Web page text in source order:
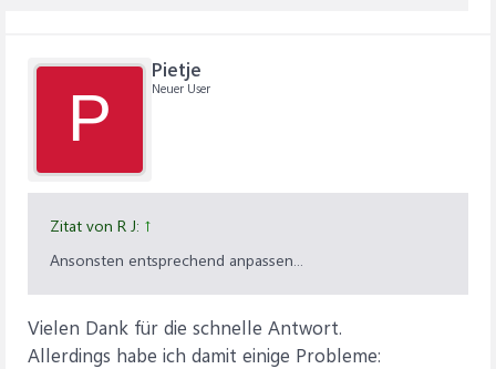
P
Pietje
Neuer User
Zitat von R J: ↑
Ansonsten entsprechend anpassen...
Vielen Dank für die schnelle Antwort.
Allerdings habe ich damit einige Probleme: